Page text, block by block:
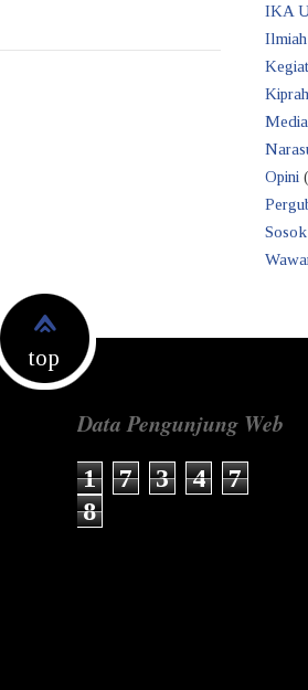
IKA
Kiprah
Media
Opini
Sosok
top
Data Pengunjung Web
1 7 3 4
7
8